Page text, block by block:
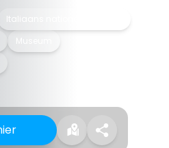
Italiaans nationaal erfgoed